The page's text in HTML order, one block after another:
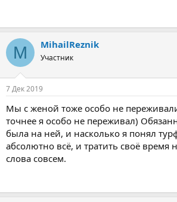
M MihailReznik
Участник
7 Дек 2019
Мы с женой тоже особо не
точнее я особо не переживал)
была на ней, и насколько я понял
абсолютно всё, и тратить своё время
слова совсем.